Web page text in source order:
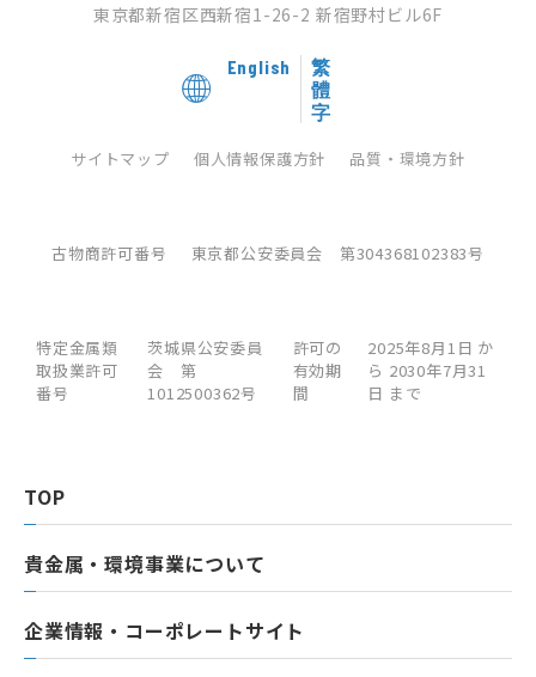
東京都新宿区西新宿1-26-2 新宿野村ビル6F
English
繁
體
字
サイトマップ 個人情報保護方針 品質・環境方針
古物商許可番号 東京都公安委員会 第304368102383号
特定金属類
取扱業許可
番号
茨城県公安委員
会 第
1012500362号
許可の
有効期
間
2025年8月1日 か
ら 2030年7月31
日 まで
TOP
貴金属・環境事業について
企業情報・コーポレートサイト